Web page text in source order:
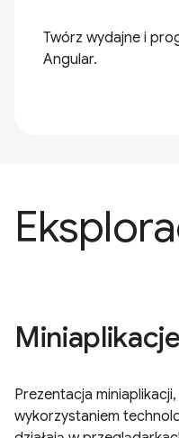
Twórz wydajne i
Angular.
Miniaplikacje
Prezentacja
wykorzystaniem